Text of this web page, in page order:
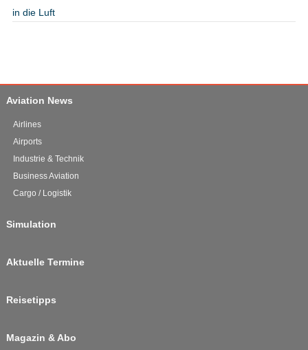
in die Luft
Aviation News
Airlines
Airports
Industrie & Technik
Business Aviation
Cargo / Logistik
Simulation
Aktuelle Termine
Reisetipps
Magazin & Abo